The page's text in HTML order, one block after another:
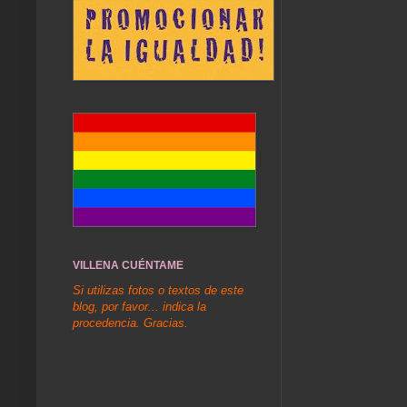
VILLENA CUÉNTAME
Si utilizas fotos o textos de este
blog, por favor... indica la
procedencia. Gracias.